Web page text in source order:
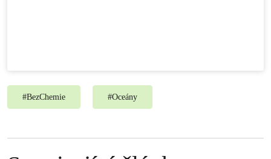
#BezChemie #Oceány